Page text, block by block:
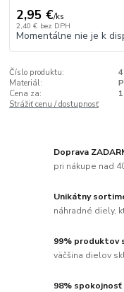
2,95 €/ks
2,40 € bez DPH
Momentálne nie je k
Číslo produktu:
Materiál:
Cena za:
Strážiť cenu / dostupnosť
Doprava
pri nákupe nad
Unikátny
náhradné diely,
99% produktov
väčšina dielov
98% spokojnosť